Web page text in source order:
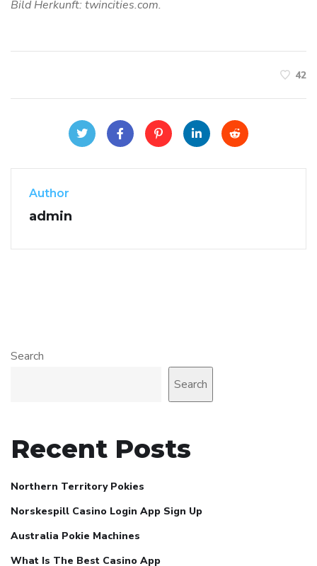
Bild Herkunft: twincities.com.
42
Author
admin
Search
Search
Recent Posts
Northern Territory Pokies
Norskespill Casino Login App Sign Up
Australia Pokie Machines
What Is The Best Casino App